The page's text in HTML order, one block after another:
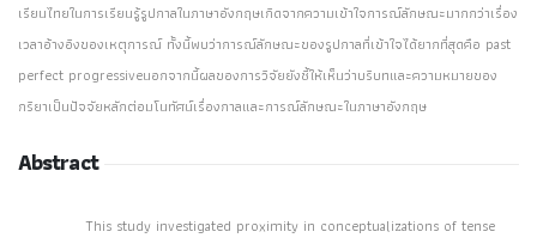
เรียนไทยในการเรียนรู้รูปกาลในภาษาอังกฤษเกิดจากความเข้าใจการณ์ลักษณะมากกว่าเรื่อง
เวลาอ้างอิงของเหตุการณ์ ทั้งนี้พบว่าการณ์ลักษณะของรูปกาลที่เข้าใจได้ยากที่สุดคือ past
perfect progressiveนอกจากนี้ผลของการวิจัยยังชี้ให้เห็นว่าบริบทและความหมายของ
กริยาเป็นปัจจัยหลักต่อมโนทัศน์เรื่องกาลและการณ์ลักษณะในภาษาอังกฤษ
Abstract
This study investigated proximity in conceptualizations of tense